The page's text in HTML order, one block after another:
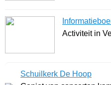
Activiteit in
Schuilkerk De Hoop